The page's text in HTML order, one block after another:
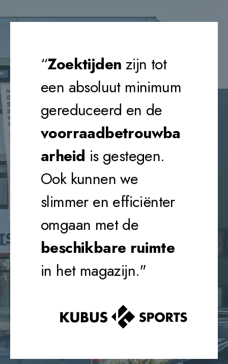
“Zoektijden zijn tot
een absoluut minimum
gereduceerd en de
voorraadbetrouwba
arheid is gestegen.
Ook kunnen we
slimmer en efficiënter
omgaan met de
beschikbare ruimte
in het magazijn."